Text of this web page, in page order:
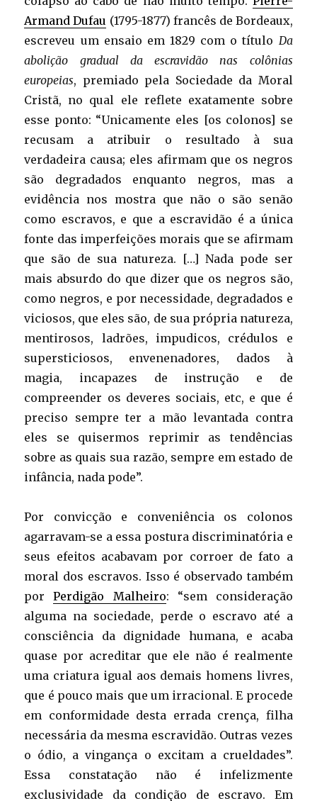
Armand Dufau (1795-1877) francês de Bordeaux,
escreveu um ensaio em 1829 com o título Da
abolição gradual da escravidão nas colônias
europeias, premiado pela Sociedade da Moral
Cristã, no qual ele reflete exatamente sobre
esse ponto: “Unicamente eles [os colonos] se
recusam a atribuir o resultado à sua
verdadeira causa; eles afirmam que os negros
são degradados enquanto negros, mas a
evidência nos mostra que não o são senão
como escravos, e que a escravidão é a única
fonte das imperfeições morais que se afirmam
que são de sua natureza. […] Nada pode ser
mais absurdo do que dizer que os negros são,
como negros, e por necessidade, degradados e
viciosos, que eles são, de sua própria natureza,
mentirosos, ladrões, impudicos, crédulos e
supersticiosos, envenenadores, dados à
magia, incapazes de instrução e de
compreender os deveres sociais, etc, e que é
preciso sempre ter a mão levantada contra
eles se quisermos reprimir as tendências
sobre as quais sua razão, sempre em estado de
infância, nada pode”.
Por convicção e conveniência os colonos
agarravam-se a essa postura discriminatória e
seus efeitos acabavam por corroer de fato a
moral dos escravos. Isso é observado também
porPerdigão Malheiro: “sem consideração
alguma na sociedade, perde o escravo até a
consciência da dignidade humana, e acaba
quase por acreditar que ele não é realmente
uma criatura igual aos demais homens livres,
que é pouco mais que um irracional. E procede
em conformidade desta errada crença, filha
necessária da mesma escravidão. Outras vezes
o ódio, a vingança o excitam a crueldades”.
Essa constatação não é infelizmente
exclusividade da condição de escravo. Em